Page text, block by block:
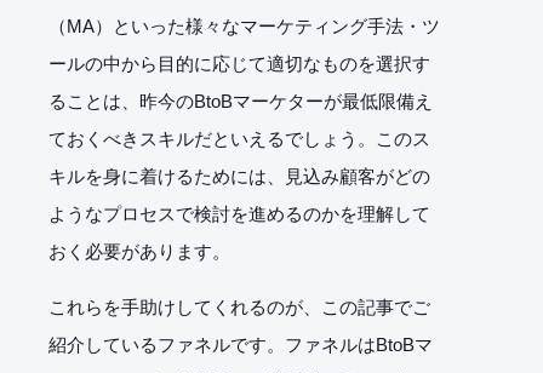
（MA）といった様々なマーケティング手法・ツ
ールの中から目的に応じて適切なものを選択す
ることは、昨今のBtoBマーケターが最低限備え
ておくべきスキルだといえるでしょう。このス
キルを身に着けるためには、見込み顧客がどの
ようなプロセスで検討を進めるのかを理解して
おく必要があります。
これらを手助けしてくれるのが、この記事でご
紹介しているファネルです。ファネルはBtoBマ